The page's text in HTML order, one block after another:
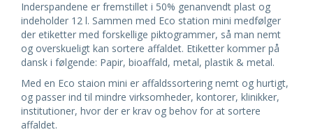
Inderspandene er fremstillet i 50% genanvendt plast og
indeholder 12 l. Sammen med Eco station mini medfølger
der etiketter med forskellige piktogrammer, så man nemt
og overskueligt kan sortere affaldet. Etiketter kommer på
dansk i følgende: Papir, bioaffald, metal, plastik & metal.
Med en Eco staion mini er affaldssortering nemt og hurtigt,
og passer ind til mindre virksomheder, kontorer, klinikker,
institutioner, hvor der er krav og behov for at sortere
affaldet.